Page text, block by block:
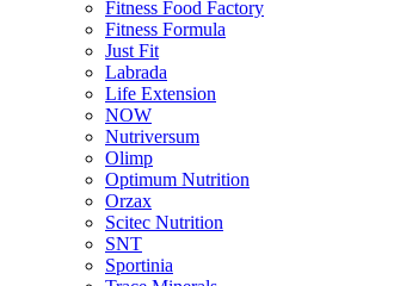
Fitness Food Factory
Fitness Formula
Just Fit
Labrada
Life Extension
NOW
Nutriversum
Olimp
Optimum Nutrition
Orzax
Scitec Nutrition
SNT
Sportinia